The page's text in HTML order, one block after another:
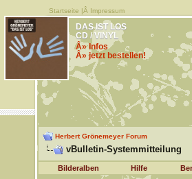
Startseite |Â Impressum
DAS IST LOS
CD / VINYL
Â» Infos
Â» jetzt bestellen!
Herbert Grönemeyer Forum
vBulletin-Systemmitteilung
Bilderalben Hilfe